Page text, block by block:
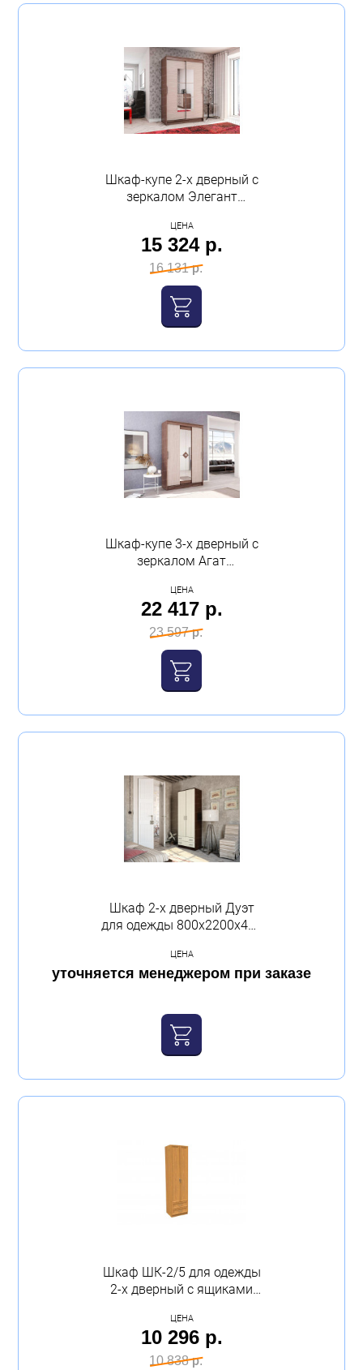
Шкаф-купе 2-х дверный с
зеркалом Элегант
шимо Эра
ЦЕНА
15 324 р.
16 131 р.
Шкаф-купе 3-х дверный с
зеркалом Агат
шимо Эра
ЦЕНА
22 417 р.
23 597 р.
Шкаф 2-х дверный Дуэт
для одежды 800х2200х487
ЦЕНА
уточняется менеджером при заказе
Шкаф ШК-2/5 для одежды
2-х дверный с ящиками
молочный Феникс
ЦЕНА
10 296 р.
10 838 р.